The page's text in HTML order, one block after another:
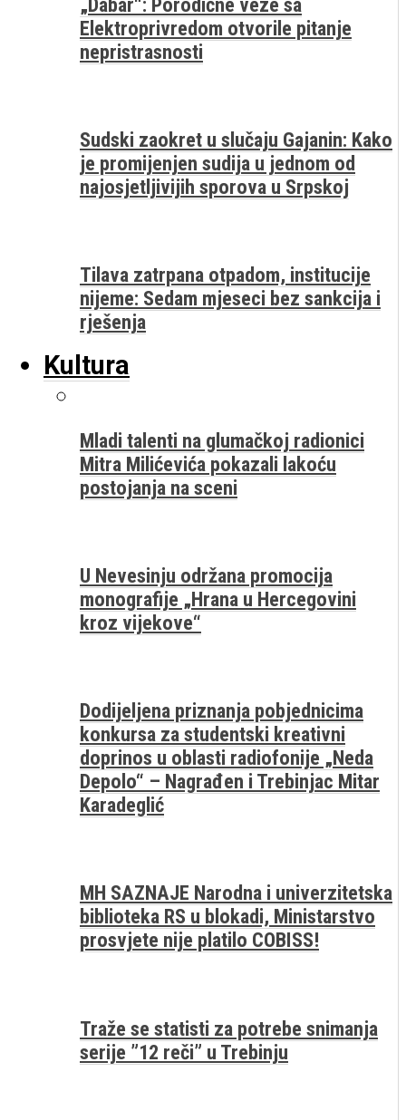
Elektroprivredom otvorile pitanje
nepristrasnosti
Sudski zaokret u slučaju Gajanin: Kako
je promijenjen sudija u jednom od
najosjetljivijih sporova u Srpskoj
Tilava zatrpana otpadom, institucije
nijeme: Sedam mjeseci bez sankcija i
rješenja
Kultura
Mladi talenti na glumačkoj radionici
Mitra Milićevića pokazali lakoću
postojanja na sceni
U Nevesinju održana promocija
monografije „Hrana u Hercegovini
kroz vijekove“
Dodijeljena priznanja pobjednicima
konkursa za studentski kreativni
doprinos u oblasti radiofonije „Neda
Depolo“ – Nagrađen i Trebinjac Mitar
Karadeglić
MH SAZNAJE Narodna i univerzitetska
biblioteka RS u blokadi, Ministarstvo
prosvjete nije platilo COBISS!
Traže se statisti za potrebe snimanja
serije ”12 reči” u Trebinju